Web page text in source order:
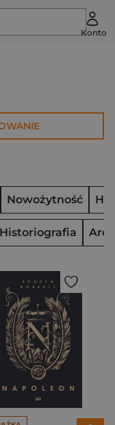
Konto
Nowożytność
Historiografia